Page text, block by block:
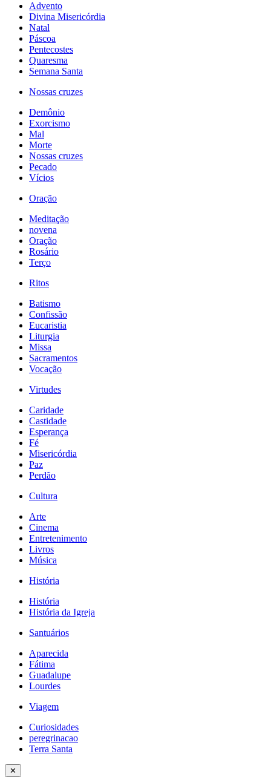
Advento
Divina Misericórdia
Natal
Páscoa
Pentecostes
Quaresma
Semana Santa
Nossas cruzes
Demônio
Exorcismo
Mal
Morte
Nossas cruzes
Pecado
Vícios
Oração
Meditação
novena
Oração
Rosário
Terço
Ritos
Batismo
Confissão
Eucaristia
Liturgia
Missa
Sacramentos
Vocação
Virtudes
Caridade
Castidade
Esperança
Fé
Misericórdia
Paz
Perdão
Cultura
Arte
Cinema
Entretenimento
Livros
Música
História
História
História da Igreja
Santuários
Aparecida
Fátima
Guadalupe
Lourdes
Viagem
Curiosidades
peregrinacao
Terra Santa
✕